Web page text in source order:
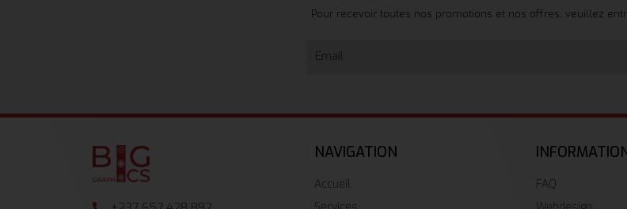
Pour recevoir toutes nos promotions et nos offres, veuillez
NAVIGATION
Accueil
FAQ